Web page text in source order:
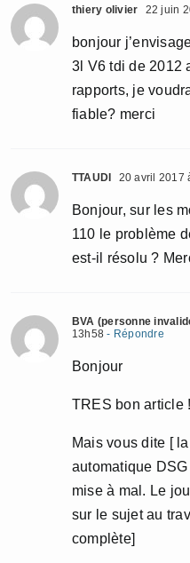
thiery olivier 22 juin
bonjour
3l V6 tdi de 2012
rapports, je
fiable? merci
TTAUDI 20 avril 2017
Bonjour, sur les
110 le problème
est-il résolu ?
BVA (personne
13h58 - Répondre
Bonjour
TRES bon article !
Mais vous dite [
automatique
mise à mal. Le
sur le sujet au
complète]